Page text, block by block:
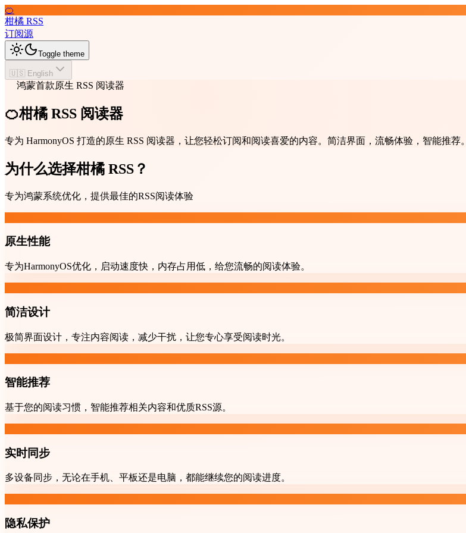
🍊
柑橘 RSS
订阅源
Toggle theme
🇺🇸 English
鸿蒙首款原生 RSS 阅读器
🍊柑橘 RSS 阅读器
专为 HarmonyOS 打造的原生 RSS 阅读器，让您轻松订阅和阅读喜爱的内容。简洁界面，流畅体验，智能推荐。
为什么选择柑橘 RSS？
专为鸿蒙系统优化，提供最佳的RSS阅读体验
原生性能
专为HarmonyOS优化，启动速度快，内存占用低，给您流畅的阅读体验。
简洁设计
极简界面设计，专注内容阅读，减少干扰，让您专心享受阅读时光。
智能推荐
基于您的阅读习惯，智能推荐相关内容和优质RSS源。
实时同步
多设备同步，无论在手机、平板还是电脑，都能继续您的阅读进度。
隐私保护